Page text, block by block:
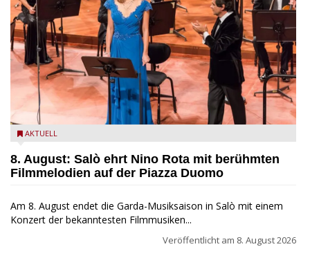
Estate Musicale del Garda: Salò ehrt Nino Rota
AKTUELL
8. August: Salò ehrt Nino Rota mit berühmten
Filmmelodien auf der Piazza Duomo
Am 8. August endet die Garda-Musiksaison in Salò mit einem
Konzert der bekanntesten Filmmusiken...
Veröffentlicht am 8. August 2026